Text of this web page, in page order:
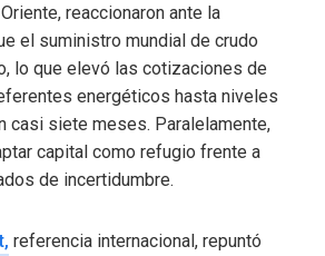
reaccionaron ante la
el suministro mundial de crudo
lo que elevó las cotizaciones de
energéticos hasta niveles
casi siete meses. Paralelamente,
capital como refugio frente a
de incertidumbre.
referencia internacional, repuntó